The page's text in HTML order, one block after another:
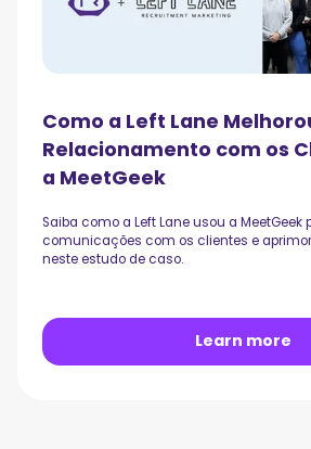
Como a Left Lane
Relacionamento com os
a MeetGeek
Saiba como a Left Lane usou a MeetGeek
comunicações com os clientes e
neste estudo de caso.
Learn more